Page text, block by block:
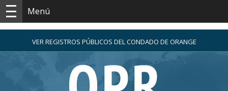
Menú
VER REGISTROS PÚBLICOS DEL CONDADO DE ORANGE